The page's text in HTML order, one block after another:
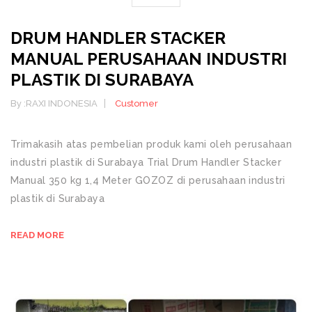
DRUM HANDLER STACKER
MANUAL PERUSAHAAN INDUSTRI
PLASTIK DI SURABAYA
By :RAXI INDONESIA Customer
Trimakasih atas pembelian produk kami oleh perusahaan
industri plastik di Surabaya Trial Drum Handler Stacker
Manual 350 kg 1,4 Meter GOZOZ di perusahaan industri
plastik di Surabaya
READ MORE